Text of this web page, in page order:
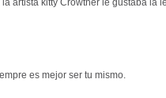
artista kitty Crowther le gustaba la
es mejor ser tu mismo.